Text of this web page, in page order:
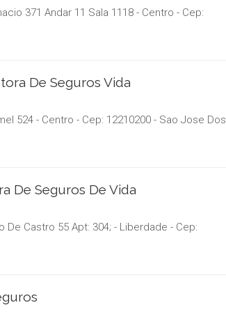
371 Andar 11 Sala 1118 - Centro - Cep:
De Seguros Vida
524 - Centro - Cep: 12210200 - Sao Jose Dos
De Seguros De Vida
De Castro 55 Apt: 304; - Liberdade - Cep: